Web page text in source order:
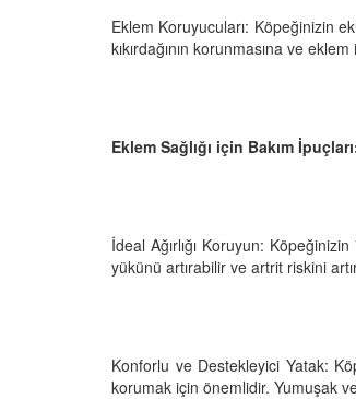
Eklem Koruyucuları: Köpeğinizin
kıkırdağının korunmasına ve
Eklem Sağlığı için Bakım
İdeal Ağırlığı Koruyun:
yükünü artırabilir ve artrit riskini
Konforlu ve Destekleyici Yatak:
korumak için önemlidir. Yumuşak ve